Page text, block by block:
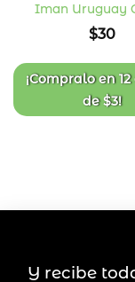
Iman Uruguay
$30
¡Compralo en
de$3!
Y recibe